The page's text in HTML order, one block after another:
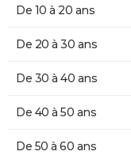
De 10 à 20 ans
De 20 à 30 ans
De 30 à 40 ans
De 40 à 50 ans
De 50 à 60 ans